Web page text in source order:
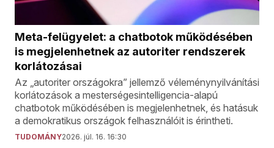
Meta-felügyelet: a chatbotok működésében
is megjelenhetnek az autoriter rendszerek
korlátozásai
Az „autoriter országokra” jellemző véleménynyilvánítási
korlátozások a mesterségesintelligencia-alapú
chatbotok működésében is megjelenhetnek, és hatásuk
a demokratikus országok felhasználóit is érintheti.
TUDOMÁNY2026. júl. 16. 16:30